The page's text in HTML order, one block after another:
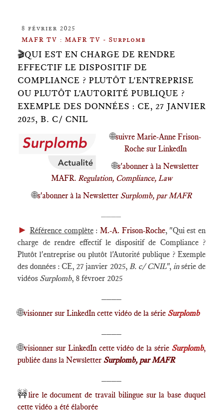
8 février 2025
MAFR TV : MAFR TV - Surplomb
🎬QUI EST EN CHARGE DE RENDRE
EFFECTIF LE DISPOSITIF DE
COMPLIANCE ? PLUTÔT L'ENTREPRISE
OU PLUTÔT L'AUTORITÉ PUBLIQUE ?
EXEMPLE DES DONNÉES : CE, 27 JANVIER
2025, B. C/ CNIL
🌐suivre Marie-Anne Frison-
Roche sur LinkedIn
🌐s'abonner à la Newsletter
MAFR. Regulation, Compliance, Law
🌐s'abonner à la NewsletterSurplomb, par MAFR
► Référence complète: M.-A. Frison-Roche, "Qui est en
charge de rendre effectif le dispositif de Compliance ?
Plutôt l'entreprise ou plutôt l'Autorité publique ? Exemple
des données : CE, 27 janvier 2025, B. c/ CNIL", insérie de
vidéos Surplomb, 8 févroer 2025
🌐visionner sur LinkedIn cette vidéo de la série Surplomb
🌐visionner sur LinkedIn cette vidéo de la sérieSurplomb,
publiée dans la Newsletter Surplomb, par MAFR
🚧lire le document de travail bilingue sur la base duquel
cette vidéo a été élaborée